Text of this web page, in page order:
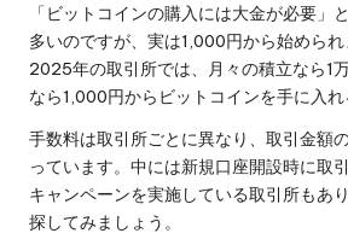
「ビットコインの購入には大金が必要」
多いのですが、実は1,000円から始められ
2025年の取引所では、月々の積立なら1
なら1,000円からビットコインを手に入れ
手数料は取引所ごとに異なり、取引金額
っています。中には新規口座開設時に取
キャンペーンを実施している取引所もあ
探してみましょう。